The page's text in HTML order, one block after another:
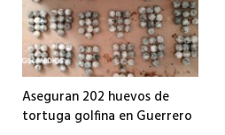
Aseguran 202 huevos de
tortuga golfina en Guerrero